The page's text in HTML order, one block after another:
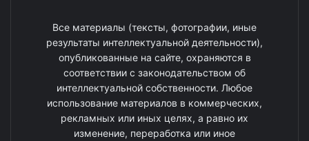
Все материалы (тексты, фотографии, иные
результаты интеллектуальной деятельности),
опубликованные на сайте, охраняются в
соответствии с законодательством об
интеллектуальной собственности. Любое
использование материалов в коммерческих,
рекламных или иных целях, а равно их
изменение, переработка или иное